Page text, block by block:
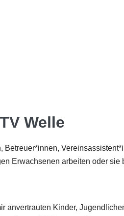
Welle
Betreuer*innen,
Erwachsenen arbeiten oder sie
anvertrauten Kinder,